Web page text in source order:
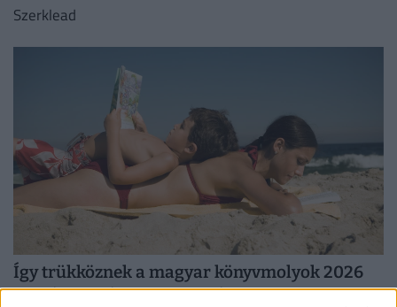
Szerklead
Így trükköznek a magyar könyvmolyok 2026
nyarán: elszálltak a könyvárak, most minden